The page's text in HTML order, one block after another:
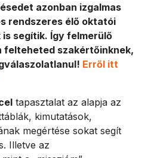
azonban izgalmas
rendszeres élő oktatói
segítik. Így felmerülő
felteheted szakértőinknek,
Erről itt
tapasztalat az alapja az
kimutatások,
megértése sokat segít
Illetve az